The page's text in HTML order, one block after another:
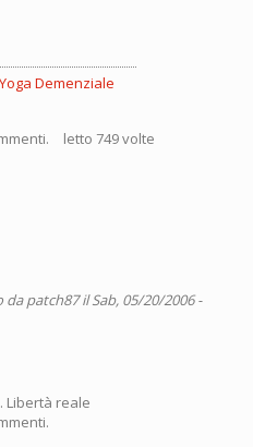
Demenziale
letto 749 volte
dapatch87il Sab, 05/20/2006 -
Libertà reale